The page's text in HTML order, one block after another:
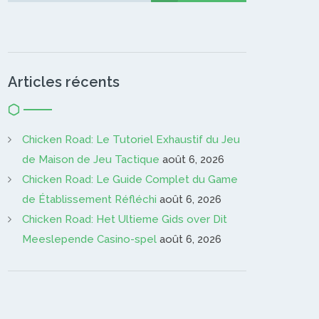
Articles récents
Chicken Road: Le Tutoriel Exhaustif du Jeu
de Maison de Jeu Tactique août 6, 2026
Chicken Road: Le Guide Complet du Game
de Établissement Réfléchi août 6, 2026
Chicken Road: Het Ultieme Gids over Dit
Meeslepende Casino-spel août 6, 2026